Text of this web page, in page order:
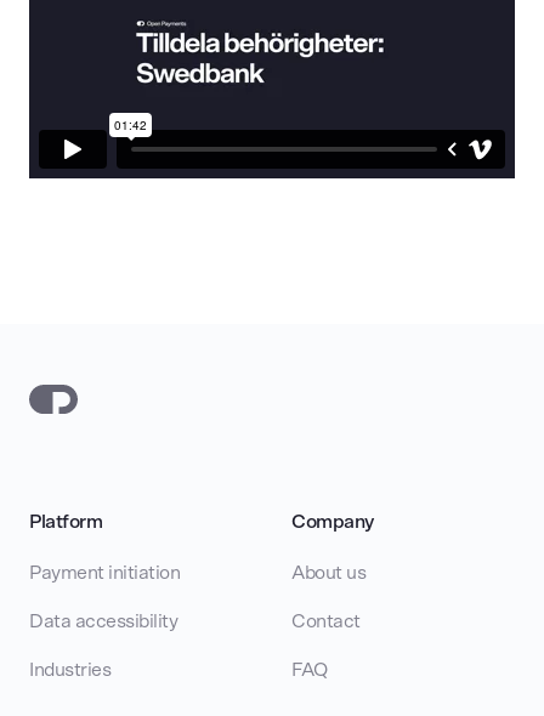
Platform
Payment initiation
Data accessibility
Industries
Company
About us
Contact
FAQ